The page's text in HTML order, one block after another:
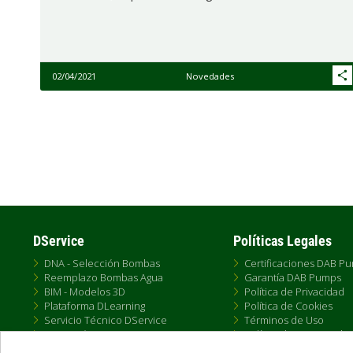
02/04/2021 Novedades
DService
DNA - Selección Bombas
Reemplazo Bombas Agua
BIM - Modelos 3D
Plataforma DLearning
Servicio Técnico DService
Formación DTraining
Políticas Legales
Certificaciones DAB
Garantía DAB Pumps
Política de Privacidad
Política de Cookies
Términos de Uso
Política de Venta